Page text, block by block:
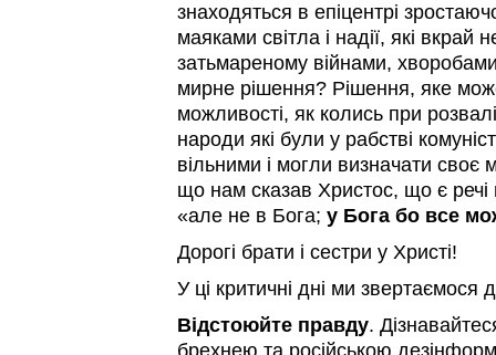
знаходяться в епіцентрі
маяками світла і надії, які вкрай
затьмареному війнами,
мирне рішення? Рішення, яке
можливості, як колись при
народи які були у рабстві
вільними і могли визначати своє
що нам сказав Христос, що є
«але не в Бога; у Бога бо все
Дорогі брати і сестри у Христі!
У ці критичні дні ми звертаємося
Відстоюйте правду.